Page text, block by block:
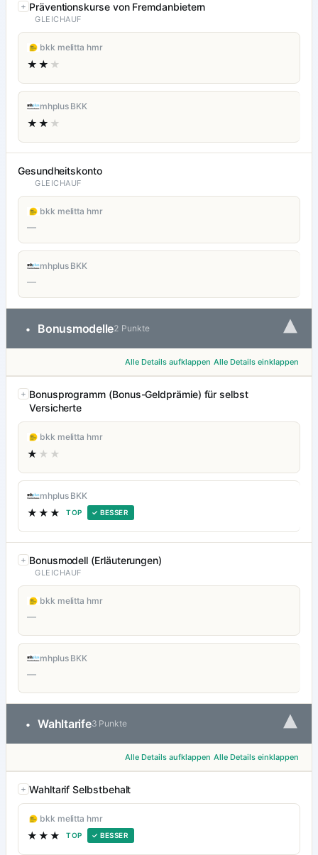
Präventionskurse von Fremdanbietern
GLEICHAUF
bkk melitta hmr
★★ ★
mhplus BKK
★★ ★
Gesundheitskonto
GLEICHAUF
bkk melitta hmr
—
mhplus BKK
—
• Bonusmodelle2 Punkte ▾
Alle Details aufklappen Alle Details einklappen
Bonusprogramm (Bonus-Geldprämie) für selbst
Versicherte
bkk melitta hmr
★ ★★
mhplus BKK
★★★ TOP ✓ BESSER
Bonusmodell (Erläuterungen)
GLEICHAUF
bkk melitta hmr
—
mhplus BKK
—
• Wahltarife3 Punkte ▾
Alle Details aufklappen Alle Details einklappen
Wahltarif Selbstbehalt
bkk melitta hmr
★★★ TOP ✓ BESSER